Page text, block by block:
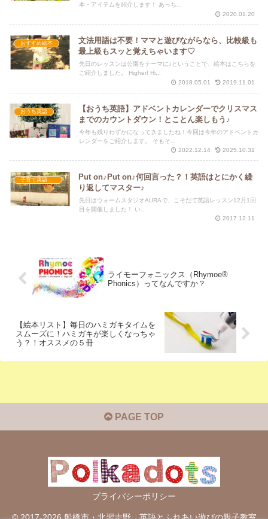
本・アイテムを紹介します！ あっち...
2020.01.20
おすすめ絵本
文法用語は不要！ママと遊びながらなら、比較級も
最上級もスッと覚えちゃいます♡
先日のレッスンは公園をテーマに♪ということで、絵本はこちらを
ご紹介しました。 Higher! Hi...
2018.05.01
2019.11.01
おうち英語
【おうち英語】アドベントカレンダーでクリスマス
までのカウントダウン！とことん楽しもう♪
今年も残りわずかになってきましたね！今回は今年のアドベントカ
レンダーをご紹介します。 そもそ...
2022.12.14
2025.10.31
子育て英語講座
Put on♪Put on♪何回言った？！英語はとにかく繰
り返してマスター♪
先日はウォームスタジオAURAで、こそだて英語レッスン12月1回
目を開催しました！ い...
2017.12.11
ライモーフォニックス（Rhymoe®
Phonics）ってなんですか？
【絵本リスト】毎日のハミガキタイムを
スムーズに！ハミガキが楽しくなっちゃ
う？！オススメの５冊
PAGE TOP
プライバシーポリシー
© 2017-2026 船橋市・北習志野 英語とふれあい遊びの親子教室